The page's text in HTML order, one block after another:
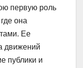
первую роль
она
Ее
движений
публики и